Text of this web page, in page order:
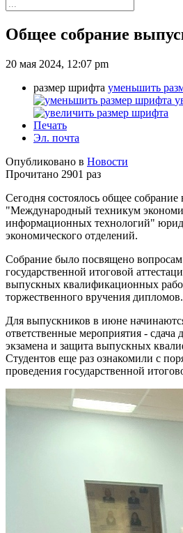
Общее собрание
20 мая 2024, 12:07 pm
размер шрифта уменьшить
Печать
Эл. почта
Опубликовано в Новости
Прочитано 2901 раз
Сегодня состоялось общее
"Международный техникум
информационных технологий"
экономического отделений.
Собрание было посвящено
государственной итоговой
выпускных квалификационных
торжественного вручения дипломов.
Для выпускников в июне
ответственные мероприятия - сдача
экзамена и защита выпускных
Студентов еще раз ознакомили с
проведения государственной